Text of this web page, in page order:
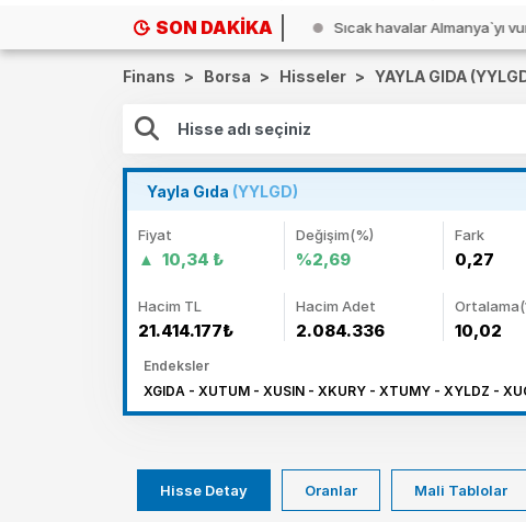
SON DAKIKA
basını: Düşman hedeflere saldı... Sıcak havalar Almanya`yı
Finans > Borsa > Hisseler > YAYLA GIDA
Yayla Gıda (YYLGD)
Fiyat
10,34 ₺
Değişim(%)
%2,69
Fark
0,27
Hacim TL
21.414.177₺
Hacim Adet
2.084.336 10,02
Endeksler
XGIDA - XUTUM - XUSIN - XKURY - XTUMY - XYLDZ -
Hisse Detay Oranlar Mali Tablolar